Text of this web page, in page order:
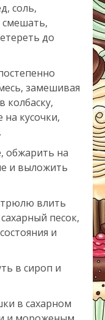
соль,
смешать,
до
замешивая
колбаску,
кусочки,
обжарить на
и выложить
влить
песок,
и
в сироп и
в сахарном